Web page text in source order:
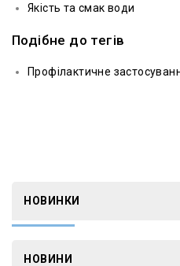
Якість та смак води
Подібне до тегів
Профілактичне
НОВИНКИ
НОВИНИ